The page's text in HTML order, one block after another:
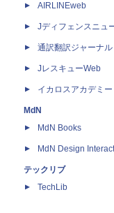
AIRLINEweb
Jディフェンスニュ
通訳翻訳ジャーナル
JレスキューWeb
イカロスアカデミー
MdN
MdN Books
MdN Design
テックリブ
TechLib